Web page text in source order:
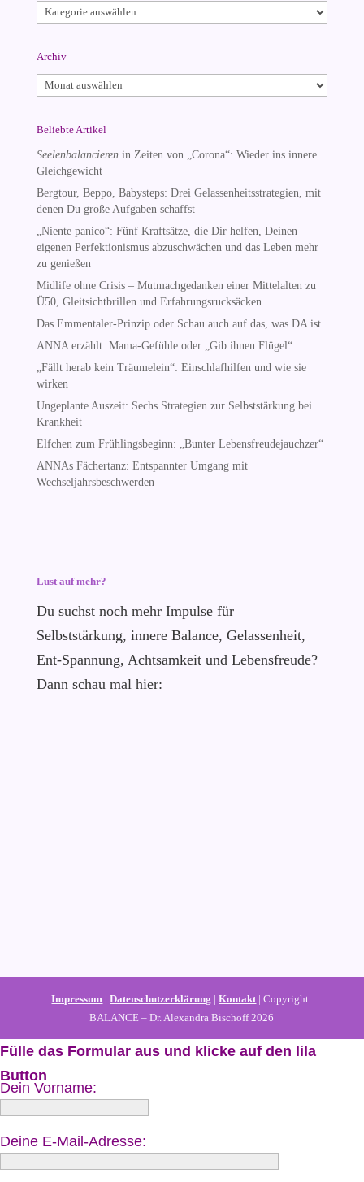
Kategorien
Archiv
Archiv
Beliebte Artikel
Seelenbalancierenin Zeiten von „Corona“: Wieder ins innere
Gleichgewicht
Bergtour, Beppo, Babysteps: Drei Gelassenheitsstrategien, mit
denen Du große Aufgaben schaffst
„Niente panico“: Fünf Kraftsätze, die Dir helfen, Deinen
eigenen Perfektionismus abzuschwächen und das Leben mehr
zu genießen
Midlife ohne Crisis – Mutmachgedanken einer Mittelalten zu
Ü50, Gleitsichtbrillen und Erfahrungsrucksäcken
Das Emmentaler-Prinzip oder Schau auch auf das, was DA ist
ANNA erzählt: Mama-Gefühle oder „Gib ihnen Flügel“
„Fällt herab kein Träumelein“: Einschlafhilfen und wie sie
wirken
Ungeplante Auszeit: Sechs Strategien zur Selbststärkung bei
Krankheit
Elfchen zum Frühlingsbeginn: „Bunter Lebensfreudejauchzer“
ANNAs Fächertanz: Entspannter Umgang mit
Wechseljahrsbeschwerden
Lust auf mehr?
Du suchst noch mehr Impulse für
Selbststärkung, innere Balance, Gelassenheit,
Ent-Spannung, Achtsamkeit und Lebensfreude?
Dann schau mal hier:
Impressum |Datenschutzerklärung |Kontakt | Copyright:
BALANCE – Dr. Alexandra Bischoff 2026
Fülle das Formular aus und klicke auf den lila
Button
Dein Vorname:
Deine E-Mail-Adresse: